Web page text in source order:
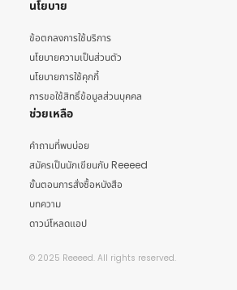
นโยบาย
ข้อตกลงการใช้บริการ
นโยบายความเป็นส่วนตัว
นโยบายการใช้คุกกี้
การขอใช้สิทธิ์ข้อมูลส่วนบุคคล
ช่วยเหลือ
คำถามที่พบบ่อย
สมัครเป็นนักเขียนกับ Reeeed
ขั้นตอนการสั่งซื้อหนังสือ
บทความ
ดาวน์โหลดแอป
© 2025 Reeeed. All rights reserved.